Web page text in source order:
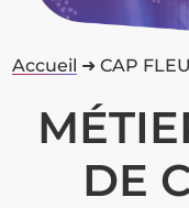
Accueil ➜CAP
DE